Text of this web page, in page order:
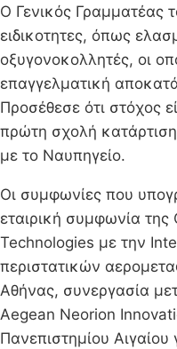
Ο Γενικός Γραμματέας
ειδικοτητες, όπως
οξυγονοκολλητές, οι
επαγγελματική
Προσέθεσε ότι στόχος
πρώτη σχολή
με το Ναυπηγείο.
Οι συμφωνίες που
εταιρική συμφωνία της
Technologies με την
περιστατικών
Αθήνας, συνεργασία
Aegean Neorion
Πανεπιστημίου Αιγαίου